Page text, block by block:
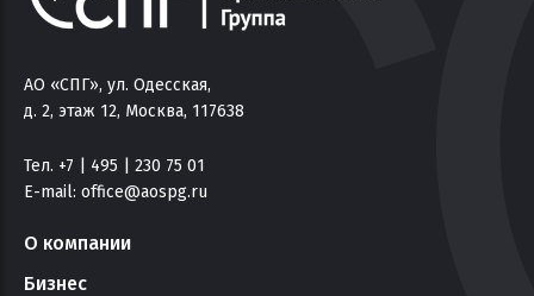
АО «СПГ», ул. Одесская,
д. 2, этаж 12, Москва, 117638
Тел. +7 | 495 | 230 75 01
E-mail: office@aospg.ru
О компании
Бизнес